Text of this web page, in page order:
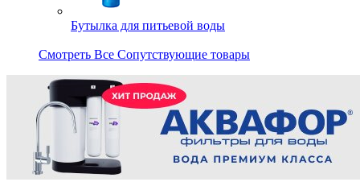
Бутылка для питьевой воды
Смотреть Все Сопутствующие товары